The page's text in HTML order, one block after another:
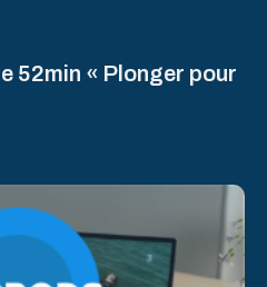
52min « Plonger pour